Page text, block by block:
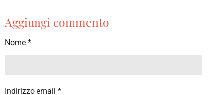
d
i
i
d
i
i
d
i
d
i
Aggiungi commento
Nome *
Indirizzo email *